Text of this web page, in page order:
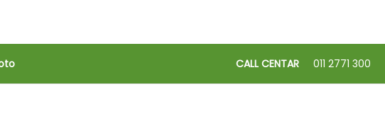
CALL CENTAR 011 2771 300